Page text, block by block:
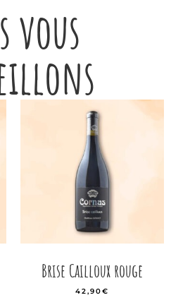
vous
Brise Cailloux rouge
42,90€